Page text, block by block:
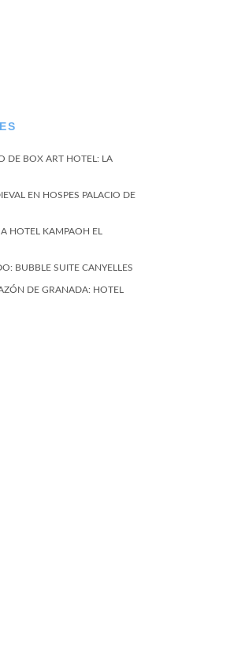
DE BOX ART HOTEL: LA
EN HOSPES PALACIO DE
HOTEL KAMPAOH EL
BUBBLE SUITE CANYELLES
DE GRANADA: HOTEL